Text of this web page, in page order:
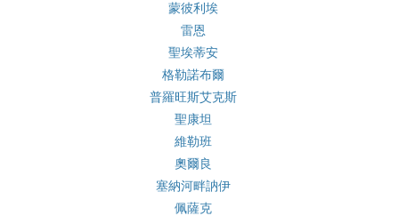
蒙彼利埃
雷恩
聖埃蒂安
格勒諾布爾
普羅旺斯艾克斯
聖康坦
維勒班
奧爾良
塞納河畔訥伊
佩薩克